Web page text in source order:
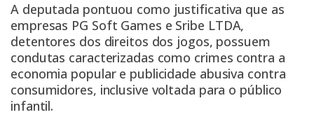
A deputada pontuou como justificativa que as
empresas PG Soft Games e Sribe LTDA,
detentores dos direitos dos jogos, possuem
condutas caracterizadas como crimes contra a
economia popular e publicidade abusiva contra
consumidores, inclusive voltada para o público
infantil.